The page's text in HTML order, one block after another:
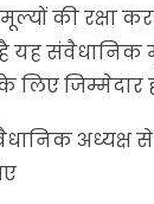
की रक्षा
यह संवैधानिक
लिए जिम्मेदार
अध्यक्ष